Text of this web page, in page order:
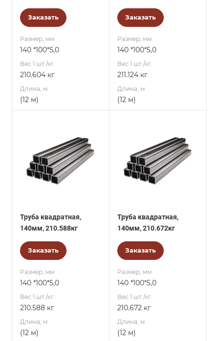
Заказать
Размер, мм
140 *100*5,0
Вес 1 шт./кг.
210.604 кг
Длина, м
(12 м)
Заказать
Размер, мм
140 *100*5,0
Вес 1 шт./кг.
211.124 кг
Длина, м
(12 м)
Труба квадратная,
140мм, 210.588кг
Заказать
Размер, мм
140 *100*5,0
Вес 1 шт./кг.
210.588 кг
Длина, м
(12 м)
Труба квадратная,
140мм, 210.672кг
Заказать
Размер, мм
140 *100*5,0
Вес 1 шт./кг.
210.672 кг
Длина, м
(12 м)